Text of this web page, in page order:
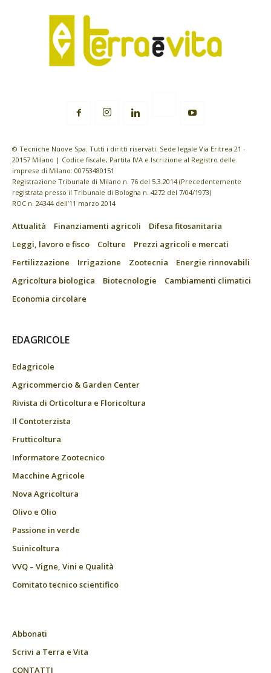
© Tecniche Nuove Spa. Tutti i diritti riservati. Sede legale Via Eritrea 21 -
20157 Milano | Codice fiscale, Partita IVA e Iscrizione al Registro delle
imprese di Milano: 00753480151
Registrazione Tribunale di Milano n. 76 del 5.3.2014 (Precedentemente
registrata presso il Tribunale di Bologna n. 4272 del 7/04/1973)
ROC n. 24344 dell’11 marzo 2014
Attualità Finanziamenti agricoli
Difesa fitosanitaria
Leggi, lavoro e fisco
Colture
Prezzi agricoli e mercati
Fertilizzazione
Irrigazione Zootecnia
Energie rinnovabili
Agricoltura biologica
Biotecnologie
Cambiamenti climatici
Economia circolare
EDAGRICOLE
Edagricole
Agricommercio & Garden Center
Rivista di Orticoltura e Floricoltura
Il Contoterzista
Frutticoltura
Informatore Zootecnico
Macchine Agricole
Nova Agricoltura
Olivo e Olio
Passione in verde
Suinicoltura
VVQ – Vigne, Vini e Qualità
Comitato tecnico scientifico
Abbonati
Scrivi a Terra e Vita
CONTATTI